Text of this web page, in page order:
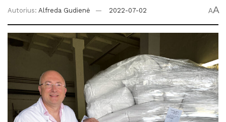
Autorius: Alfreda Gudienė 2022-07-02 AA